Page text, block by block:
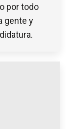
por todo
gente y